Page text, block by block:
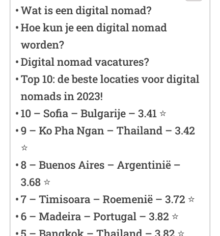
Wat is een digital nomad?
Hoe kun je een digital nomad
worden?
Digital nomad vacatures?
Top 10: de beste locaties voor digital
nomads in 2023!
10 – Sofia – Bulgarije – 3.41 ⭐️
9 – Ko Pha Ngan – Thailand – 3.42
⭐️
8 – Buenos Aires – Argentinië –
3.68 ⭐️
7 – Timisoara – Roemenië – 3.72 ⭐️
6 – Madeira – Portugal – 3.82 ⭐️